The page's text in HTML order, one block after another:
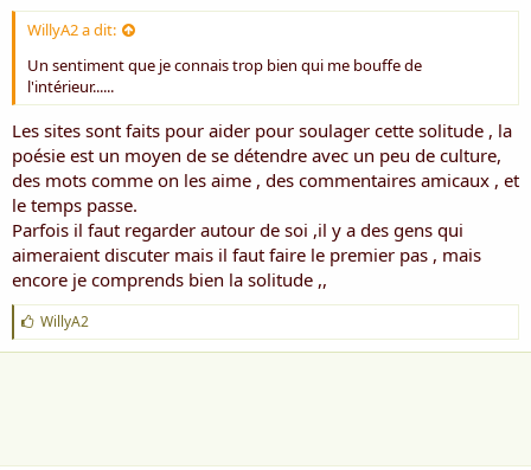
WillyA2 a dit:
Un sentiment que je connais trop bien qui me bouffe de
l'intérieur......
Les sites sont faits pour aider pour soulager cette solitude , la
poésie est un moyen de se détendre avec un peu de culture,
des mots comme on les aime , des commentaires amicaux , et
le temps passe.
Parfois il faut regarder autour de soi ,il y a des gens qui
aimeraient discuter mais il faut faire le premier pas , mais
encore je comprends bien la solitude ,,
J
'
a
WillyA2